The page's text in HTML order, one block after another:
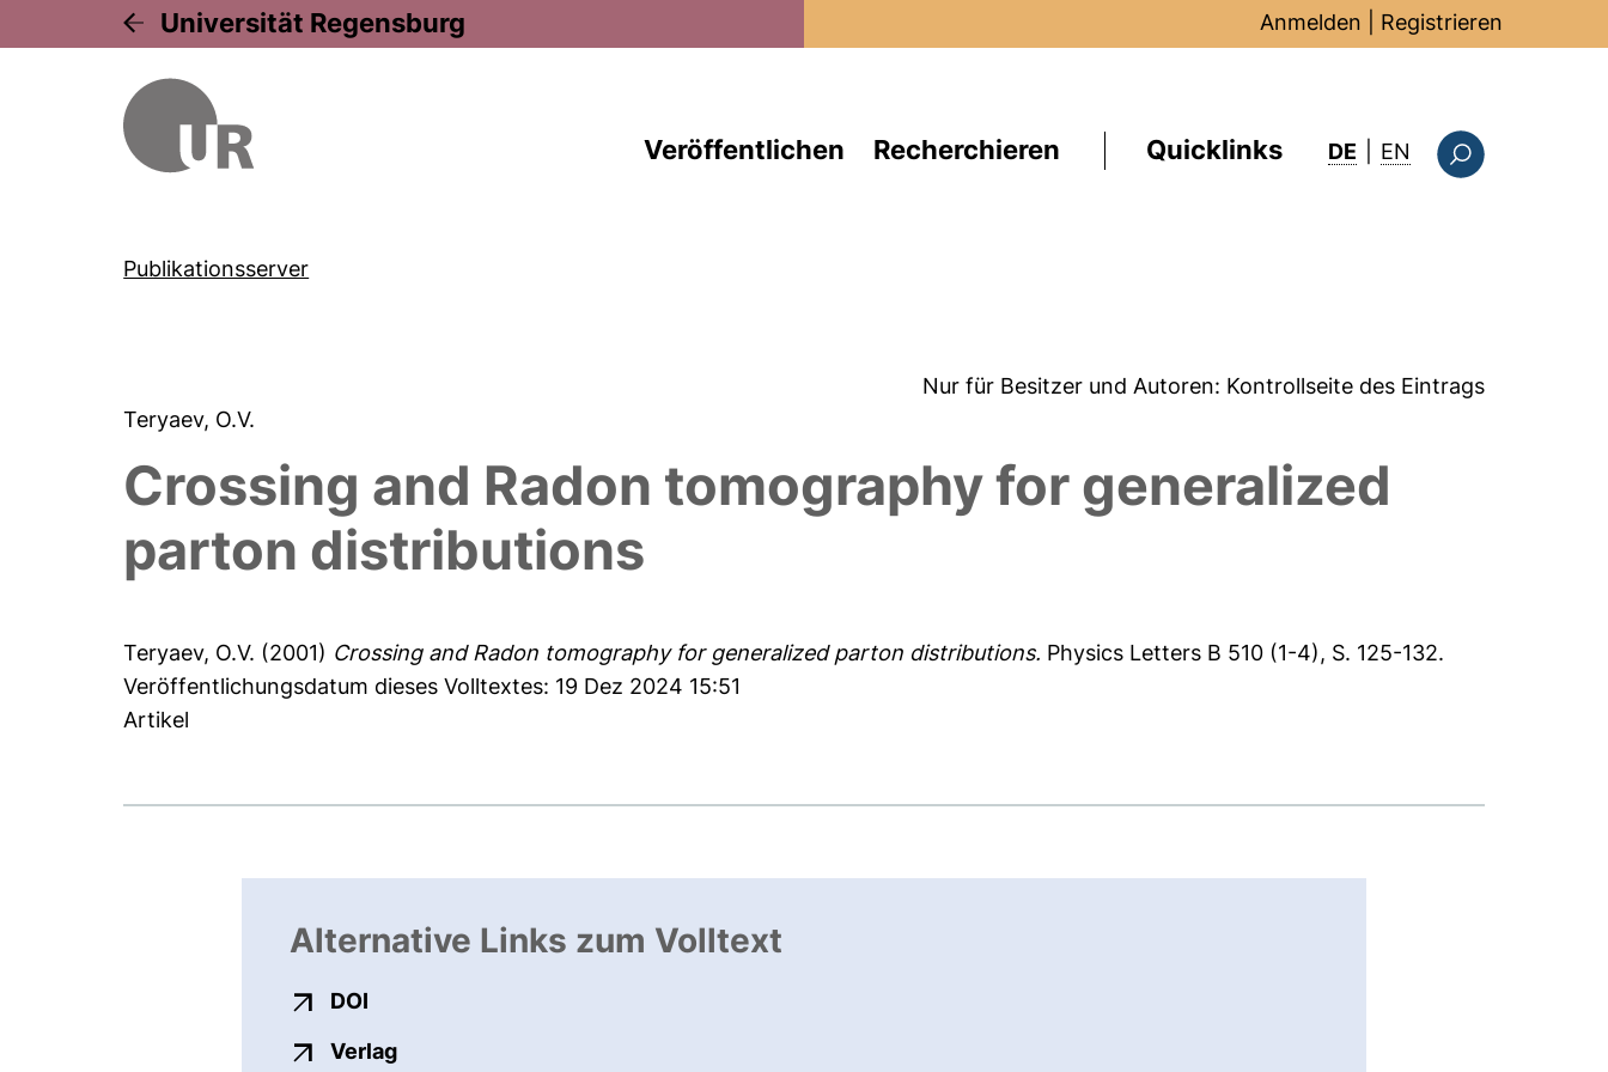
Universität Regensburg Anmelden Registrieren
Veröffentlichen Recherchieren Quicklinks DE EN : this page in
Publikationsserver
Nur für Besitzer und Autoren: Kontrollseite des Eintrags
Teryaev, O.V.
Crossing and Radon tomography for generalized
parton distributions
Teryaev, O.V. (2001) Crossing and Radon tomography for generalized parton distributions. Physics Letters B 510 (1-4), S. 125-132.
Veröffentlichungsdatum dieses Volltextes: 19 Dez 2024 15:51
Artikel
Alternative Links zum Volltext
DOI
Verlagexterner Link, öffnet neues Fenster